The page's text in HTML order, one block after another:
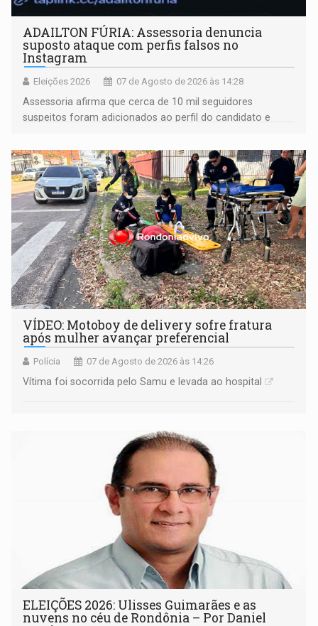
ADAILTON FÚRIA: Assessoria denuncia
suposto ataque com perfis falsos no
Instagram
Eleições 2026 07 de Agosto de 2026 às 14:28
Assessoria afirma que cerca de 10 mil seguidores
suspeitos foram adicionados ao perfil do candidato e
remover as contas
VÍDEO: Motoboy de delivery sofre fratura
após mulher avançar preferencial
Polícia 07 de Agosto de 2026 às 14:26
Vítima foi socorrida pelo Samu e levada ao hospital
ELEIÇÕES 2026: Ulisses Guimarães e as
nuvens no céu de Rondônia – Por Daniel